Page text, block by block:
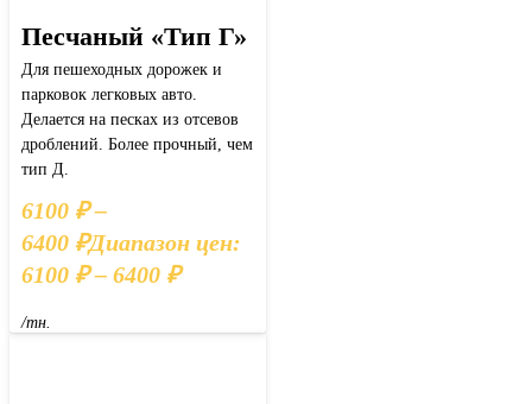
Песчаный «Тип Г»
Для пешеходных дорожек и
парковок легковых авто.
Делается на песках из отсевов
дроблений. Более прочный, чем
тип Д.
6100 ₽ –
6400 ₽Диапазон цен:
6100 ₽ – 6400 ₽
/тн.